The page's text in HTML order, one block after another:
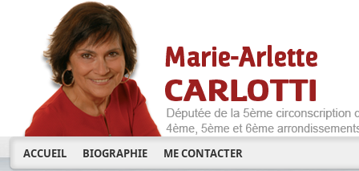
ACCUEIL BIOGRAPHIE ME CONTACTER